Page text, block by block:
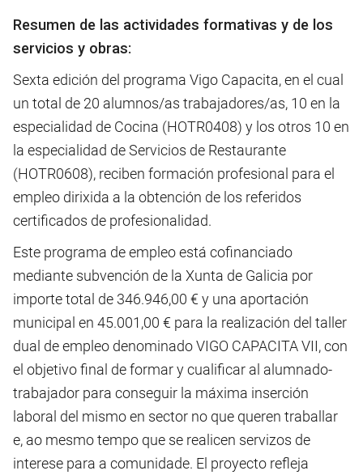
Resumen de las actividades formativas y de los
servicios y obras:
Sexta edición del programa Vigo Capacita, en el cual
un total de 20 alumnos/as trabajadores/as, 10 en la
especialidad de Cocina (HOTR0408) y los otros 10 en
la especialidad de Servicios de Restaurante
(HOTR0608), reciben formación profesional para el
empleo dirixida a la obtención de los referidos
certificados de profesionalidad.
Este programa de empleo está cofinanciado
mediante subvención de la Xunta de Galicia por
importe total de 346.946,00 € y una aportación
municipal en 45.001,00 € para la realización del taller
dual de empleo denominado VIGO CAPACITA VII, con
el objetivo final de formar y cualificar al alumnado-
trabajador para conseguir la máxima inserción
laboral del mismo en sector no que queren traballar
e, ao mesmo tempo que se realicen servizos de
interese para a comunidade. El proyecto refleja